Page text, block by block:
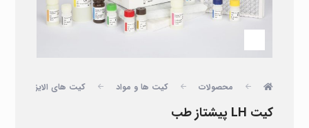
محصولات کیت ها و مواد کیت های الایزا
کیت LH پیشتاز طب